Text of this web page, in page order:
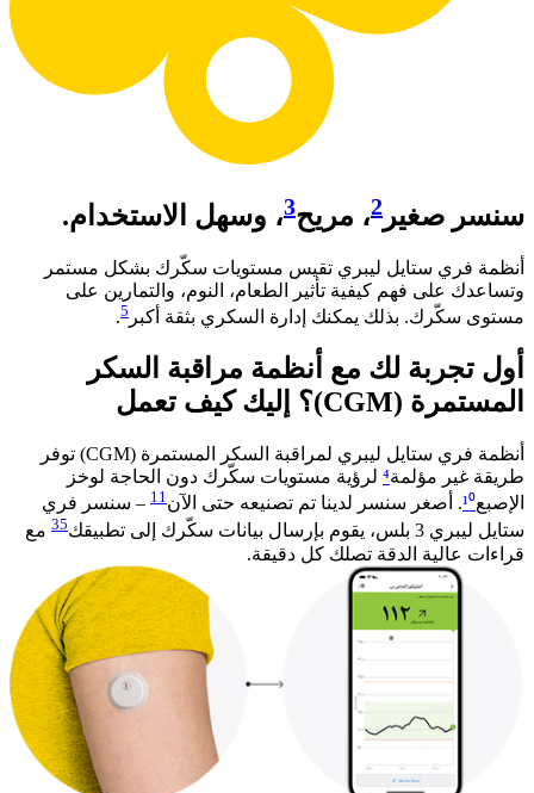
سنسر صغير 2، مريح3، وسهل الاستخدام.
أنظمة فري ستايل ليبري تقيس مستويات سكّرك بشكل مستمر
وتساعدك على فهم كيفية تأثير الطعام، النوم، والتمارين على
مستوى سكّرك. بذلك يمكنك إدارة السكري بثقة أكبر 5
. ​
أول تجربة لك مع أنظمة مراقبة السكر
المستمرة (CGM)؟ إليك كيف تعمل​
أنظمة فري ستايل ليبري لمراقبة السكر المستمرة (CGM) توفر
طريقة غير مؤلمة⁴ لرؤية مستويات سكّرك دون الحاجة لوخز
الإصبع¹⁰. أصغر سنسر لدينا تم تصنيعه حتى الآن11 – سنسر فري
ستايل ليبري 3 بلس، يقوم بإرسال بيانات سكّرك إلى تطبيقك
35 مع
قراءات عالية الدقة تصلك كل دقيقة.